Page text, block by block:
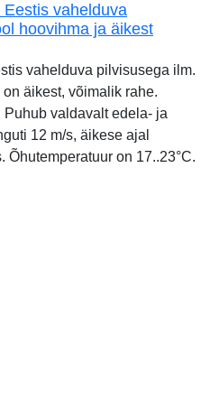
vahelduva
hoovihma ja äikest
vahelduva pilvisusega ilm.
äikest, võimalik rahe.
valdavalt edela- ja
12 m/s, äikese ajal
Õhutemperatuur on 17..23°C.